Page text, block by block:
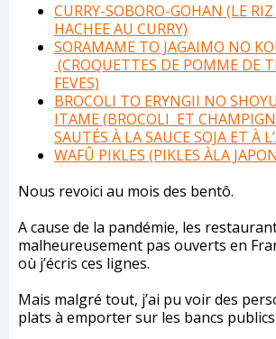
CURRY-SOBORO-GOHAN (LE
HACHEE AU CURRY)
SORAMAME TO JAGAIMO NO
(CROQUETTES DE POMME DE
FEVES)
BROCOLI TO ERYNGII NO
ITAME (BROCOLI ET
SAUTÉS À LA SAUCE SOJA ET À
WAFÛ PIKLES (PIKLES ÀLA
Nous revoici au mois des bentô.
A cause de la pandémie, les
malheureusement pas ouverts en
où j’écris ces lignes.
Mais malgré tout, j’ai pu voir des
plats à emporter sur les bancs